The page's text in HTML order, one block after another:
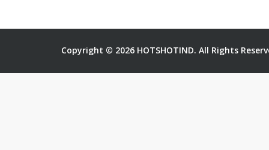
Copyright © 2026 HOTSHOTIND. All Rights